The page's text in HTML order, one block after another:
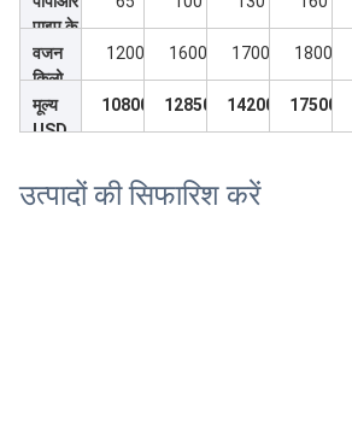
पाइप के
लिए
आउटपुट
वजन
किलो
1200 1600 1700 1800
मूल्य
USD
10800 12850 14200 17500
उत्पादों की सिफारिश करें